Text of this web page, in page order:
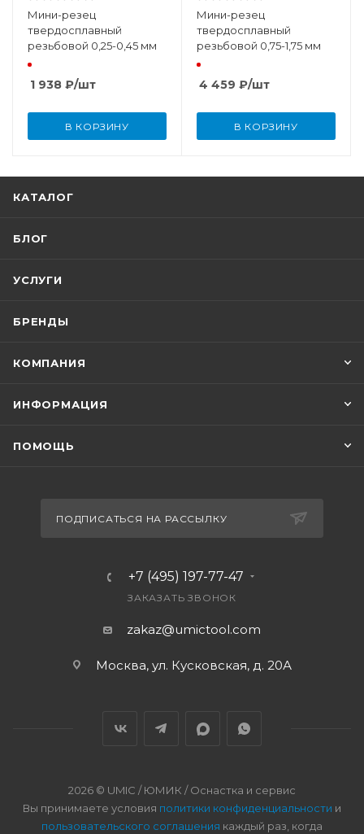
Мини-резец
твердосплавный
резьбовой 0,25-0,45 мм
1 938 ₽/шт
В КОРЗИНУ
Мини-резец
твердосплавный
резьбовой 0,75-1,75 мм
4 459 ₽/шт
В КОРЗИНУ
КАТАЛОГ
БЛОГ
УСЛУГИ
БРЕНДЫ
КОМПАНИЯ
ИНФОРМАЦИЯ
ПОМОЩЬ
ПОДПИСАТЬСЯ НА РАССЫЛКУ
+7 (495) 197-77-47
ЗАКАЗАТЬ ЗВОНОК
zakaz@umictool.com
Москва, ул. Кусковская, д. 20А
2026 © UMIC / ЮМИК / Оснастка и сервис
Вы принимаете условия политики конфиденциальности и
пользовательского соглашения каждый раз, когда